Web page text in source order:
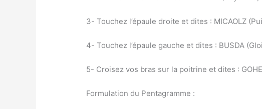
3- Touchez l’épaule droite et dites : MICAOLZ
4- Touchez l’épaule gauche et dites : BUSDA
5- Croisez vos bras sur la poitrine et dites :
Formulation du Pentagramme :